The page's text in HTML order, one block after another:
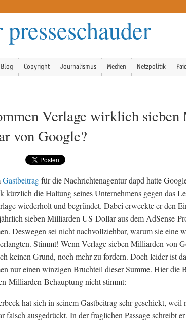
presseschauder
Blog Copyright Journalismus Medien Netzpolitik
Verlage wirklich
von Google?
Gastbeitragfür die Nachrichtenagentur dapd hatte
kürzlich die Haltung seines Unternehmens gegen das
wiederholt und begründet. Dabei erweckte er den
sieben Milliarden US-Dollar aus dem AdSense-
Deswegen sei nicht nachvollziehbar, warum sie eine
Stimmt! Wenn Verlage sieben Milliarden von
keinen Grund, noch mehr zu fordern. Doch leider ist
nur einen winzigen Bruchteil dieser Summe. Hier die
Milliarden-Behauptung nicht stimmt:
hat sich in seinem Gastbeitrag sehr geschickt, weil
falsch ausgedrückt. In der fraglichen Passage schreibt